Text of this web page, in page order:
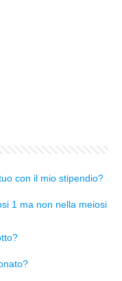
con il mio stipendio?
1 ma non nella meiosi